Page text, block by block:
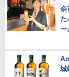
余
た
ー
城